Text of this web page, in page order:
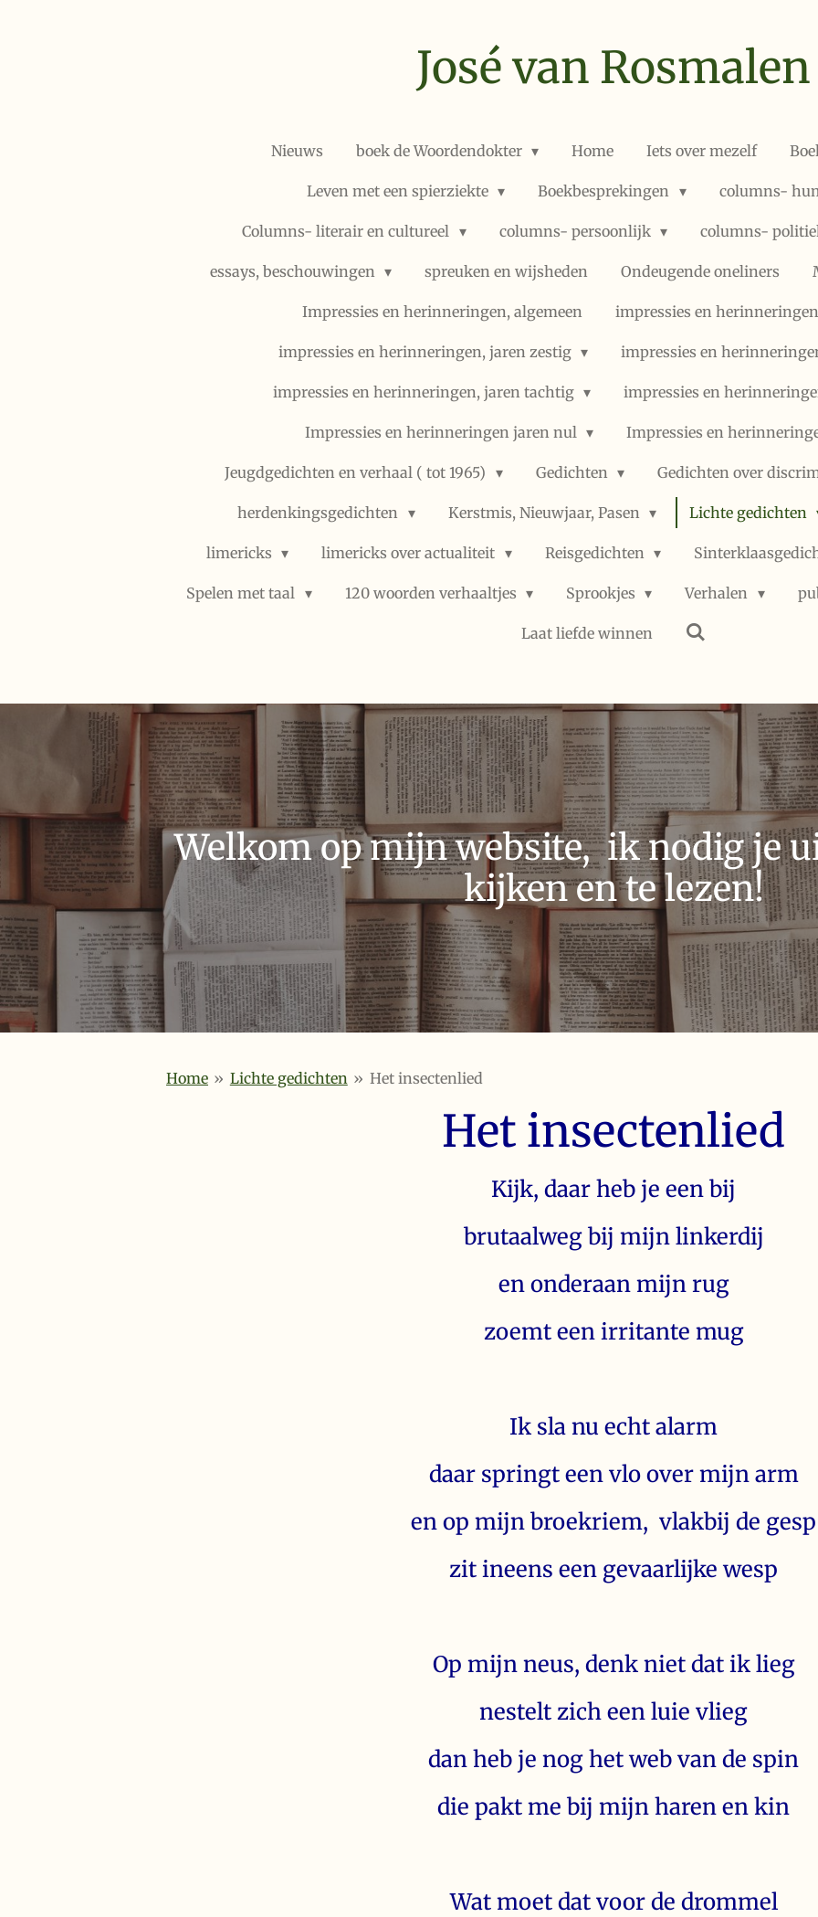
José van Rosmalen
Nieuws boek de Woordendokter Home Iets over mezelf
Leven met een spierziekte Boekbesprekingen columns-
Columns- literair en cultureel columns- persoonlijk columns-
essays, beschouwingen spreuken en wijsheden Ondeugende oneliners
Impressies en herinneringen, algemeen impressies en
impressies en herinneringen, jaren zestig impressies en
impressies en herinneringen, jaren tachtig impressies en
Impressies en herinneringen jaren nul Impressies en
Jeugdgedichten en verhaal ( tot 1965) Gedichten Gedichten over
herdenkingsgedichten Kerstmis, Nieuwjaar, Pasen Lichte gedichten
limericks limericks over actualiteit Reisgedichten
Spelen met taal 120 woorden verhaaltjes Sprookjes Verhalen
Laat liefde winnen
Welkom op mijn website, ik nodig je
kijken en te lezen!
Home » Lichte gedichten » Het insectenlied
Het insectenlied
Kijk, daar heb je een bij
brutaalweg bij mijn linkerdij
en onderaan mijn rug
zoemt een irritante mug
Ik sla nu echt alarm
daar springt een vlo over mijn arm
en op mijn broekriem, vlakbij de gesp
zit ineens een gevaarlijke wesp
Op mijn neus, denk niet dat ik lieg
nestelt zich een luie vlieg
dan heb je nog het web van de spin
die pakt me bij mijn haren en kin
Wat moet dat voor de drommel